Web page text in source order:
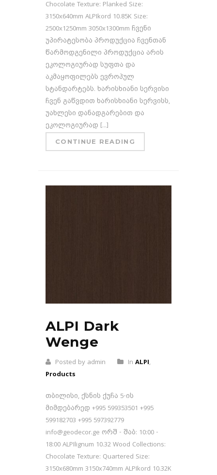
Chocolate Texture: Planked Size:
3150x640mm ALPIkord 10.85K Size:
2500x1250mm 3050x1300mm ჩვენი
უპირატესობა პროდუქცია ჩვენთან
წარმოდგენილი პროდუქცია არის
ეკოლოგიურად სუფთა და
აკმაყოფილებს ევროპულ
სტანდარტებს. ხარისხიანი სერვისი
ჩვენ გაწვდით ხარისხიანი სერვისს,
უახლესი დანადგარებით და
ეკოლოგიურად [...]
CONTINUE READING
ALPI Dark
Wenge
Posted by admin In ALPI,
Products
თბილისი, ქსნის ქუჩა 5-ის
მიმდებარედ +995 599353501 +995
599182703 +995 597392779
info@geodecor.ge ორშ - შაბ: 10:00 -
18:00 ALPIlignum 10.32 Wood Collections:
Chocolate Texture: Quartered Size:
3150x680mm 3150x740mm ALPIkord 10.32K